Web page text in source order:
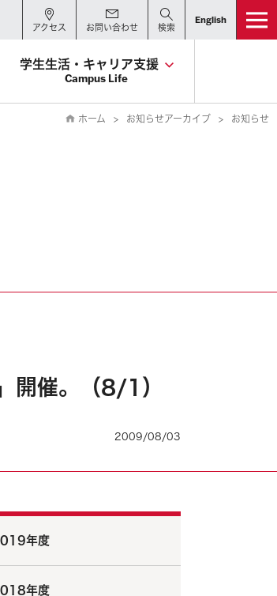
アクセス お問い合わせ 検索
English
学生生活・キャリア支援
Campus Life
ホーム お知らせアーカイブ お知らせ
開催。（8/1）
2009/08/03
年度
年度